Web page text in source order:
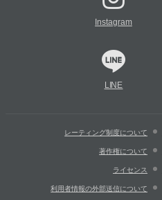
Instagram
LINE
レーティング制度について
著作権について
ライセンス
利用者情報の外部送信について